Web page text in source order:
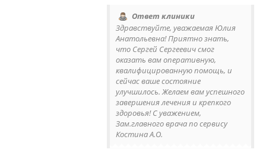
Ответ клиники
Здравствуйте, уважаемая Юлия
Анатольевна! Приятно знать,
что Сергей Сергеевич смог
оказать вам оперативную,
квалифицированную помощь, и
сейчас ваше состояние
улучшилось. Желаем вам успешного
завершения лечения и крепкого
здоровья! С уважением,
Зам.главного врача по сервису
Костина А.О.